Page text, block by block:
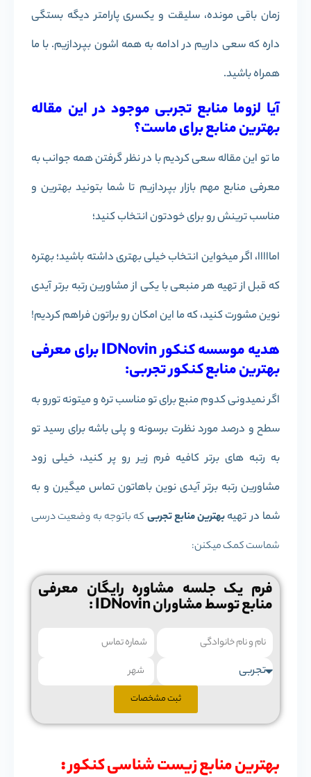
زمان باقی مونده، سلیقت و یکسری پارامتر دیگه بستگی
داره که سعی داریم در ادامه به همه اشون بپردازیم. با ما
همراه باشید.
آیا لزوما منابع تجربی موجود در این مقاله
بهترین منابع برای ماست؟
ما تو این مقاله سعی کردیم با در نظر گرفتن همه جوانب به
معرفی منابع مهم بازار بپردازیم تا شما بتونید بهترین و
مناسب ترینش رو برای خودتون انتخاب کنید؛
امااااا، اگر میخواین انتخاب خیلی بهتری داشته باشید؛ بهتره
که قبل از تهیه هر منبعی با یکی از مشاورین رتبه برتر آیدی
نوین مشورت کنید، که ما این امکان رو براتون فراهم کردیم!
هدیه موسسه کنکور IDNovin برای معرفی
بهترین منابع کنکور تجربی:
اگر نمیدونی کدوم منبع برای تو مناسب تره و میتونه تورو به
سطح و درصد مورد نظرت برسونه و پلی باشه برای رسید تو
به رتبه های برتر کافیه فرم زیر رو پر کنید، خیلی زود
مشاورین رتبه برتر آیدی نوین باهاتون تماس میگیرن و به
شما در تهیهبهترین منابع تجربی که باتوجه به وضعیت درسی
شماست کمک میکنن:
فرم یک جلسه مشاوره رایگان معرفی
منابع توسط مشاوران IDNovin :
ثبت مشخصات
بهترین منابع زیست شناسی کنکور: